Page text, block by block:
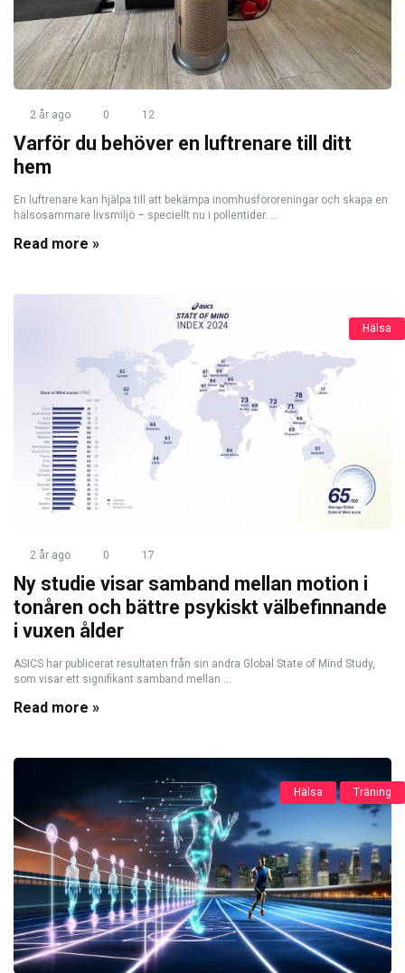
2 år ago 0 12
Varför du behöver en luftrenare till ditt
hem
En luftrenare kan hjälpa till att bekämpa inomhusföroreningar och skapa en
hälsosammare livsmiljö – speciellt nu i pollentider. ...
Read more »
Hälsa
2 år ago 0 17
Ny studie visar samband mellan motion i
tonåren och bättre psykiskt välbefinnande
i vuxen ålder
ASICS har publicerat resultaten från sin andra Global State of Mind Study,
som visar ett signifikant samband mellan ...
Read more »
Hälsa Träning